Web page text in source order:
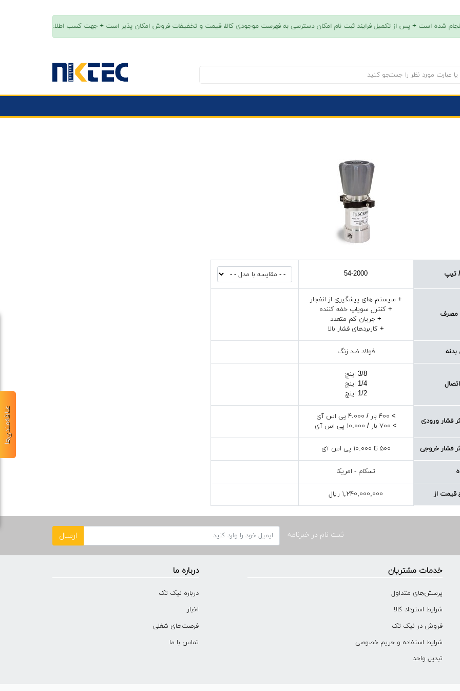
تیپ 54-2000
مصرف
+ سیستم های پیشگیری از انفجار
+ کنترل سوپاپ خفه کننده
+ جریان کم متعدد
+ کاربردهای فشار بالا
فولاد ضد زنگ
3/8 اینچ
1/4 اینچ
1/2 اینچ
فشار ورودی
> ۴۰۰ بار / ۴.۰۰۰ پی اس آی
> ۷۰۰ بار / ۱۰.۰۰۰ پی اس آی
فشار خروجی ۵۰۰ تا ۱۰.۰۰۰ پی اس آی
تسکام - امریکا
قیمت از ۱,۲۴۰,۰۰۰,۰۰۰ ریال
ثبت نام در خبرنامه ارسال
خدمات مشتریان
پرسش‌های متداول
شرایط استرداد کالا
فروش در نیک تک
شرایط استفاده و حریم خصوصی
تبدیل واحد
درباره ما
درباره نیک تک
اخبار
فرصت‌های شغلی
تماس با ما
علاقه‌مندی‌ها